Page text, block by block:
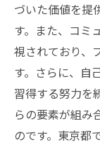
づいた価値を提
す。また、コミ
視されており、
す。さらに、自
習得する努力を
らの要素が組み
のです。東京都